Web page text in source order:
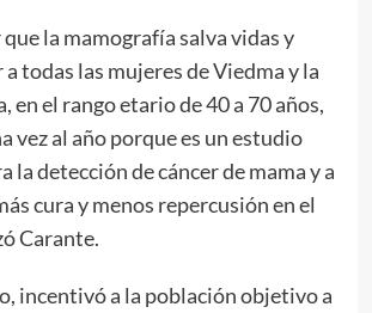
la mamografía salva vidas y
todas las mujeres de Viedma y la
en el rango etario de 40 a 70 años,
vez al año porque es un estudio
detección de cáncer de mama y a
cura y menos repercusión en el
Carante.
incentivó a la población objetivo a